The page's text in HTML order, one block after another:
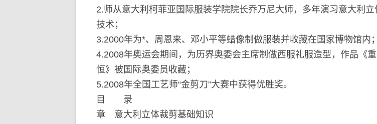
2.师从意大利柯菲亚国际服装学院院长乔万尼大师，多年演习意大利立
技术；
3.2000年为*、周恩来、邓小平等蜡像制做服装并收藏在国家博物馆内；
4.2008年奥运会期间，为历界奥委会主席制做西服礼服造型，作品《
恒》被国际奥委员收藏；
5.2008年全国工艺师“金剪刀”大赛中获得优胜奖。
目 录
章 意大利立体裁剪基础知识